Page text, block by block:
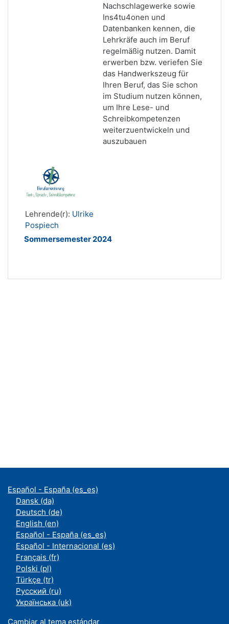
Nachschlagewerke sowie
Ins4tu4onen und
Datenbanken kennen, die
Lehrkräfe auch im Beruf
regelmäßig nutzen. Damit
erwerben bzw. veriefen Sie
das Handwerkszeug für
Ihren Beruf, das Sie schon
im Studium nutzen können,
um Ihre Lese- und
Schreibkompetenzen
weiterzuentwickeln und
auszubauen
Lehrende(r): Ulrike
Pospiech
Sommersemester 2024
Español - España ‎(es_es)‎
Dansk ‎(da)‎
Deutsch ‎(de)‎
English ‎(en)‎
Español - España ‎(es_es)‎
Español - Internacional ‎(es)‎
Français ‎(fr)‎
Polski ‎(pl)‎
Türkçe ‎(tr)‎
Русский ‎(ru)‎
Українська ‎(uk)‎
Cambiar al tema estándar